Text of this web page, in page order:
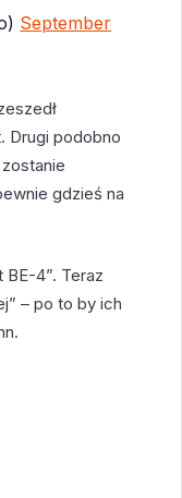
September
Drugi podobno
gdzieś na
4”. Teraz
– po to by ich